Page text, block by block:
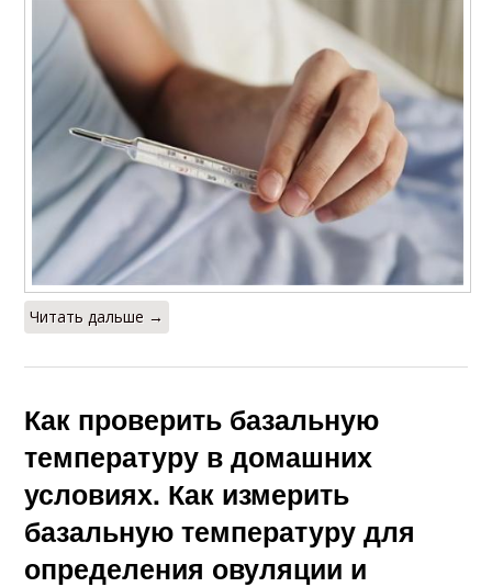
Читать дальше →
Как проверить базальную
температуру в домашних
условиях. Как измерить
базальную температуру для
определения овуляции и